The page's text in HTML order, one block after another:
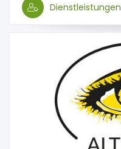
Dienstleistungen